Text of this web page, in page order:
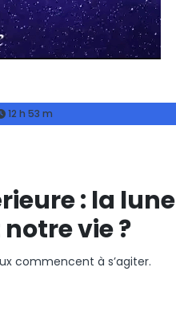
12 h 53 m
: la lune
vie ?
commencent à s’agiter.